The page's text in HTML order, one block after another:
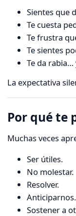
Sientes que
Te cuesta
Te frustra
Te sientes
Te da
La expectativa
Por qué te
Muchas veces
Ser útiles.
No molestar.
Resolver.
Anticiparnos.
Sostener a